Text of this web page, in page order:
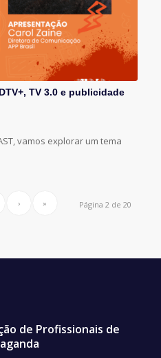
TV 3.0 e publicidade
vamos explorar um tema
Página 2 de 20
› »
de Profissionais de